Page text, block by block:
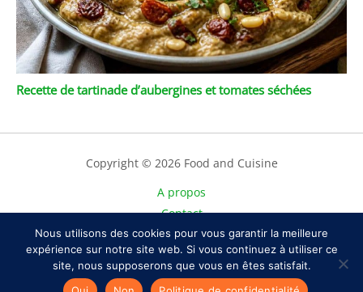
Recette de tartinade d’aubergines et tomates séchées
Copyright © 2026 Food and Cuisine
A propos
Contact
Plan du site
Mentions légales
Politique de confidentialité
Nous utilisons des cookies pour vous garantir la meilleure
expérience sur notre site web. Si vous continuez à utiliser ce
site, nous supposerons que vous en êtes satisfait.